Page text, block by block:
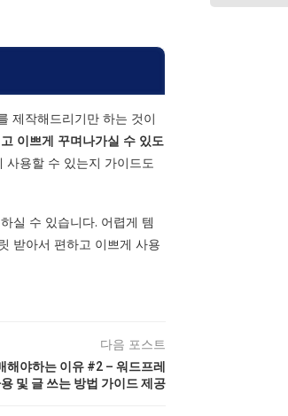
제작해드리기만 하는 것이
이쁘게 꾸며나가실 수 있도
사용할 수 있는지 가이드도
실 수 있습니다. 어렵게 템
받아서 편하고 이쁘게 사용
다음 포스트
해야하는 이유 #2 – 워드프레
및 글 쓰는 방법 가이드 제공